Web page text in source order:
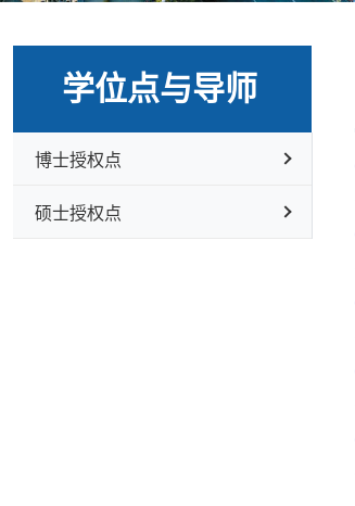
学位点与导师
博士授权点
硕士授权点